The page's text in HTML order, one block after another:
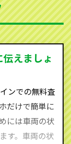
ネットワーク
をもっている
から高価買取
ができるので
行います。安
えましょ
ンでの無料査
だけで簡単に
には車両の状
す。車両の状